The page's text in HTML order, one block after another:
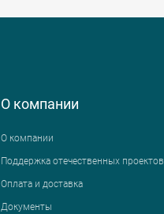
О компании
О компании
Поддержка отечественных проектов
Оплата и доставка
Документы